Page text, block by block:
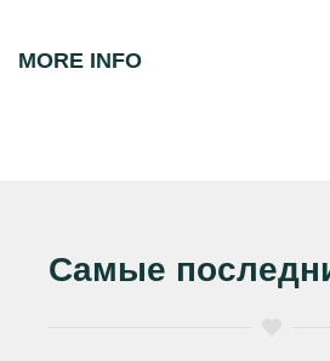
MORE INFO
Самые